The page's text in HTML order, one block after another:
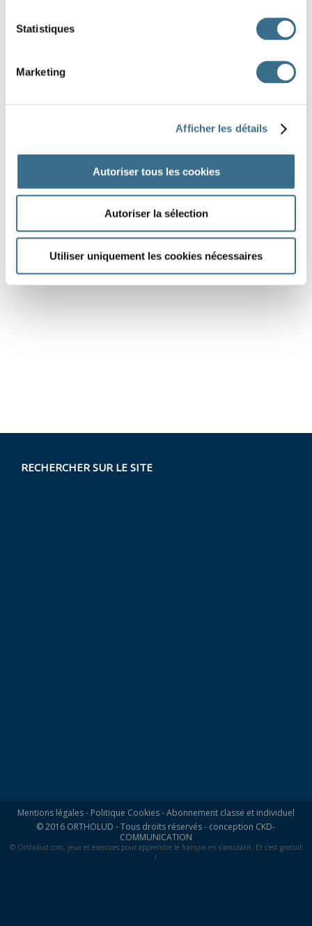
Statistiques
Marketing
Afficher les détails
Autoriser tous les cookies
Autoriser la sélection
Utiliser uniquement les cookies nécessaires
RECHERCHER SUR LE SITE
Mentions légales- Politique Cookies-Abonnement classe et individuel
© 2016 ORTHOLUD - Tous droits réservés - conception CKD-
COMMUNICATION
© Ortholud.com, jeux et exercices pour apprendre le français en s'amusant. Et c'est gratuit
!